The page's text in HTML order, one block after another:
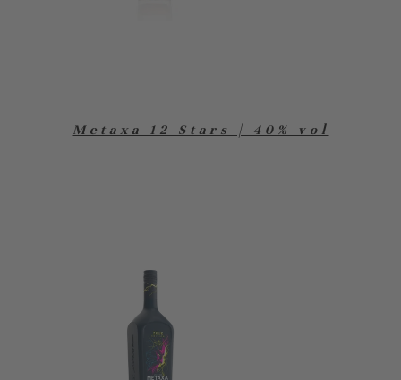
Metaxa 12 Stars | 40% vol